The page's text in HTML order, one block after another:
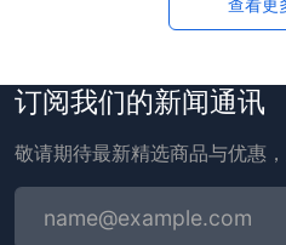
查看更
订阅我们的新闻通讯
敬请期待最新精选商品与优惠